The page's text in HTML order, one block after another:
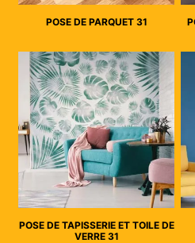
POSE DE PARQUET 31
POSE DE TAPISSERIE ET TOILE DE
VERRE 31